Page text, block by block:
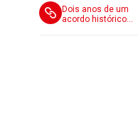
Dois anos de um
acordo histórico